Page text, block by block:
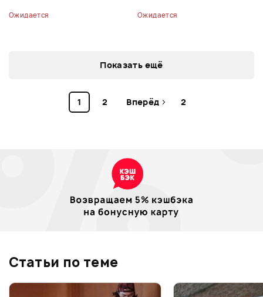
Ожидается Ожидается
Показать ещё
1 2 Вперёд 2
Статьи по теме